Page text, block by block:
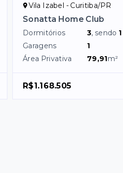
Vila Izabel - Curitiba/PR
Sonatta Home Club
Dormitórios 3, sendo 1
Garagens
1
Área Privativa
79,91m²
R$1.168.505